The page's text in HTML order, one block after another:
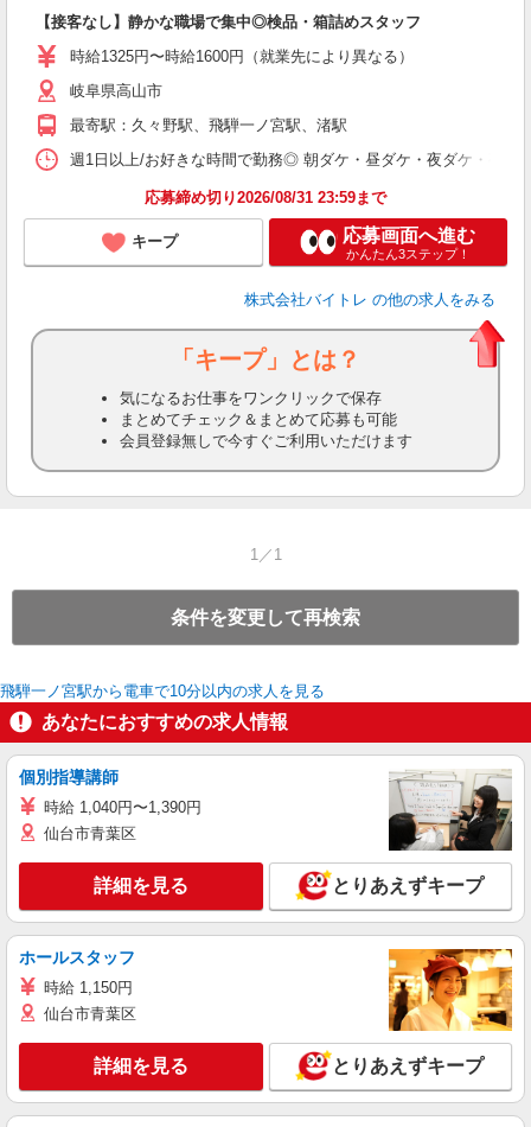
【接客なし】静かな職場で集中◎検品・箱詰めスタッフ
時給1325円〜時給1600円（就業先により異なる）
岐阜県高山市
最寄駅：久々野駅、飛騨一ノ宮駅、渚駅
週1日以上/お好きな時間で勤務◎ 朝ダケ・昼ダケ・夜ダケ・夜
応募締め切り2026/08/31 23:59まで
キープ 応募画面へ進む
かんたん3ステップ！
株式会社バイトレ の他の求人をみる
「キープ」とは？
気になるお仕事をワンクリックで保存
まとめてチェック＆まとめて応募も可能
会員登録無しで今すぐご利用いただけます
1／1
条件を変更して再検索
飛騨一ノ宮駅から電車で10分以内の求人を見る
あなたにおすすめの求人情報
個別指導講師
時給 1,040円〜1,390円
仙台市青葉区
詳細を見る とりあえずキープ
ホールスタッフ
時給 1,150円
仙台市青葉区
詳細を見る とりあえずキープ